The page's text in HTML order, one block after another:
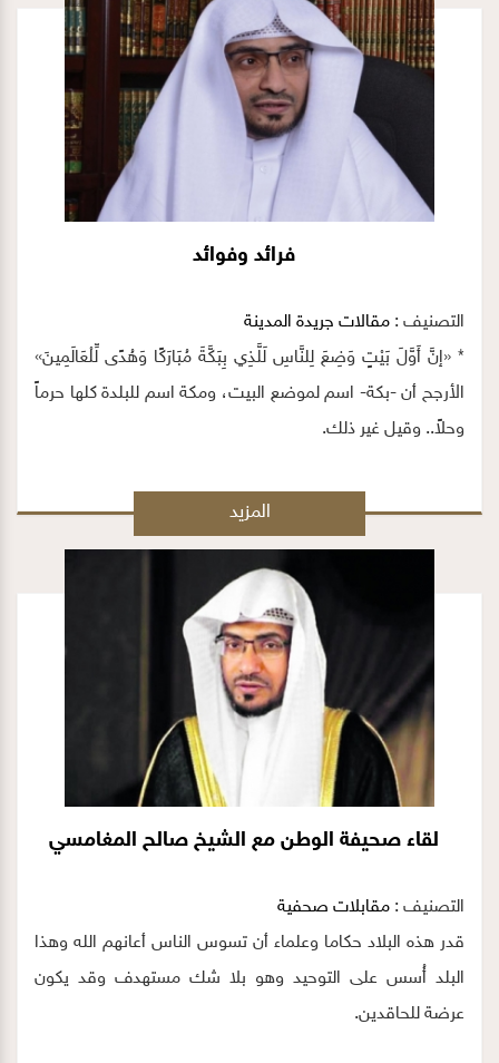
الفهم الذي ذهب إليه هؤلاء الاجلاء من العلماء
فرائد وفوائد
التصنيف : مقالات جريدة المدينة
* «إنَّ أَوَّلَ بَيْتٍ وَضِعَ لِلنَّاسِ لَلَّذِي بِبَكَّةَ مُبَارَكًا وَهُدًى لِّلْعَالَمِينَ»
الأرجح أن -بكة- اسم لموضع البيت، ومكة اسم للبلدة كلها حرماً
وحلاً.. وقيل غير ذلك.
المزيد
لقاء صحيفة الوطن مع الشيخ صالح المغامسي
التصنيف : مقابلات صحفية
قدر هذه البلاد حكاما وعلماء أن تسوس الناس أعانهم الله وهذا
البلد أُسس على التوحيد وهو بلا شك مستهدف وقد يكون
عرضة للحاقدين.